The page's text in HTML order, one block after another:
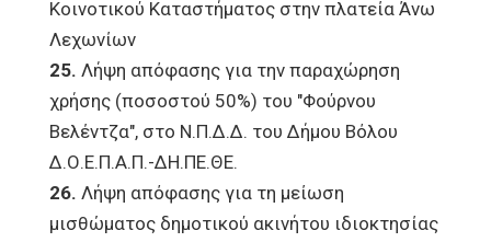
Κοινοτικού Καταστήματος στην πλατεία Άνω
Λεχωνίων
25. Λήψη απόφασης για την παραχώρηση
χρήσης (ποσοστού 50%) του "Φούρνου
Βελέντζα", στο Ν.Π.Δ.Δ. του Δήμου Βόλου
Δ.Ο.Ε.Π.Α.Π.-ΔΗ.ΠΕ.ΘΕ.
26. Λήψη απόφασης για τη μείωση
μισθώματος δημοτικού ακινήτου ιδιοκτησίας